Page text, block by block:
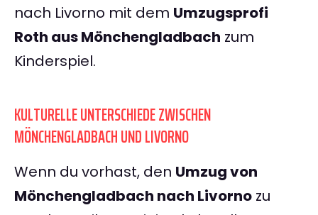
nach Livorno mit dem Umzugsprofi
Roth aus Mönchengladbach zum
Kinderspiel.
KULTURELLE UNTERSCHIEDE ZWISCHEN
MÖNCHENGLADBACH UND LIVORNO
Wenn du vorhast, den Umzug von
Mönchengladbach nach Livorno zu